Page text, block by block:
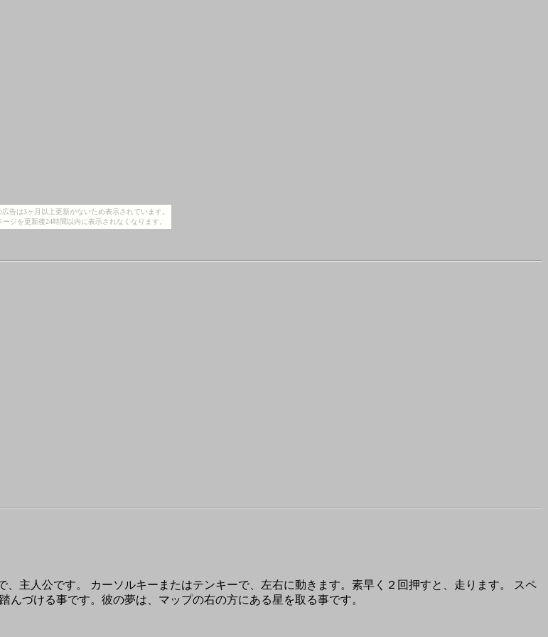
広告は3ヶ月以上更新がないため表示されています。
ージを更新後24時間以内に表示されなくなります。
主人公です。 カーソルキーまたはテンキーで、左右に動きます。素早く２回押すと、走ります。 スペ
づける事です。彼の夢は、マップの右の方にある星を取る事です。